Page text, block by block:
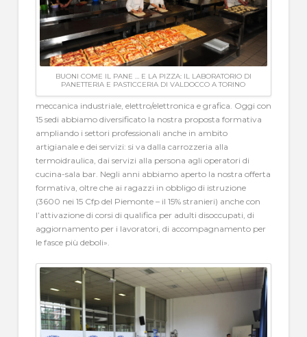
BUONI COME IL PANE … E LA PIZZA: IL LABORATORIO DI
PANETTERIA E PASTICCERIA DI VALDOCCO A TORINO
meccanica industriale, elettro/elettronica e grafica. Oggi con
15 sedi abbiamo diversificato la nostra proposta formativa
ampliando i settori professionali anche in ambito
artigianale e dei servizi: si va dalla carrozzeria alla
termoidraulica, dai servizi alla persona agli operatori di
cucina-sala bar. Negli anni abbiamo aperto la nostra offerta
formativa, oltre che ai ragazzi in obbligo di istruzione
(3600 nei 15 Cfp del Piemonte – il 15% stranieri) anche con
l’attivazione di corsi di qualifica per adulti disoccupati, di
aggiornamento per i lavoratori, di accompagnamento per
le fasce più deboli».